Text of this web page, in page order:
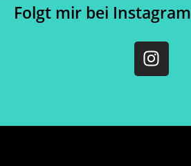
Folgt mir bei Instagram